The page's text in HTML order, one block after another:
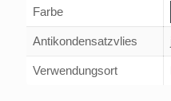
Farbe
Antikondensatzvlies
Verwendungsort